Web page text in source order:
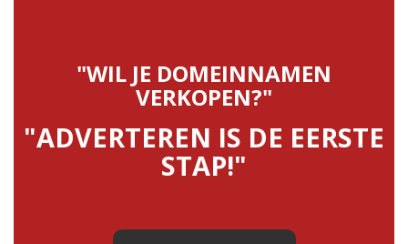
"WIL JE DOMEINNAMEN
VERKOPEN?"
"ADVERTEREN IS DE EERSTE
STAP!"